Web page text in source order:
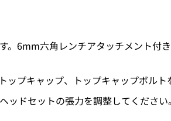
6mm六角レンチアタッチメント付
プキャップ、トップキャップボルト
ドセットの張力を調整してくださ